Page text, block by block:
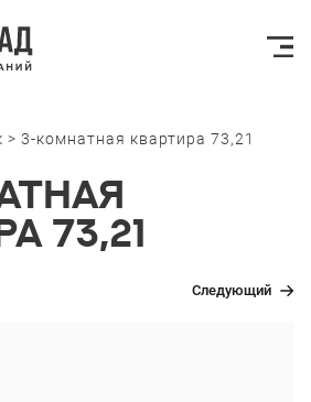
> 3-комнатная квартира 73,21
73,21
Следующий